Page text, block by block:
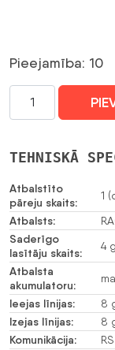
Pieejamība: 10
PIEKĻUVES
KONTROLLERIS
PAC-
1-
KIT
ROGER
daudzums
TEHNISKĀ
Atbalstīto
pāreju skaits:
1
Atbalsts:
Saderīgo
lasītāju skaits:
4
Atbalsta
akumulatoru:
Ieejas līnijas: 8
Izejas līnijas: 8
Komunikācija: